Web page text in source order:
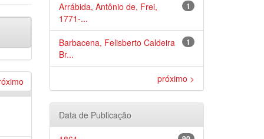
1
Arrábida, Antônio de, Frei,
1771-...
1
Barbacena, Felisberto Caldeira
Br...
próximo >
Data de Publicação